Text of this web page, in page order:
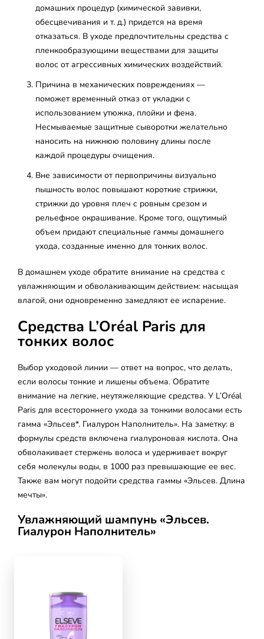
домашних процедур (химической завивки,
обесцвечивания и т. д.) придется на время
отказаться. В уходе предпочтительны средства с
пленкообразующими веществами для защиты
волос от агрессивных химических воздействий.
Причина в механических повреждениях —
поможет временный отказ от укладки с
использованием утюжка, плойки и фена.
Несмываемые защитные сыворотки желательно
наносить на нижнюю половину длины после
каждой процедуры очищения.
Вне зависимости от первопричины визуально
пышность волос повышают короткие стрижки,
стрижки до уровня плеч с ровным срезом и
рельефное окрашивание. Кроме того, ощутимый
объем придают специальные гаммы домашнего
ухода, созданные именно для тонких волос.
В домашнем уходе обратите внимание на средства с
увлажняющим и обволакивающим действием: насыщая
влагой, они одновременно замедляют ее испарение.
Средства L’Oréal Paris для
тонких волос
Выбор уходовой линии — ответ на вопрос, что делать,
если волосы тонкие и лишены объема. Обратите
внимание на легкие, неутяжеляющие средства. У L’Oréal
Paris для всестороннего ухода за тонкими волосами есть
гамма «Эльсев*. Гиалурон Наполнитель». На заметку: в
формулы средств включена гиалуроновая кислота. Она
обволакивает стержень волоса и удерживает вокруг
себя молекулы воды, в 1000 раз превышающие ее вес.
Также вам могут подойти средства гаммы «Эльсев. Длина
мечты».
Увлажняющий шампунь «Эльсев.
Гиалурон Наполнитель»